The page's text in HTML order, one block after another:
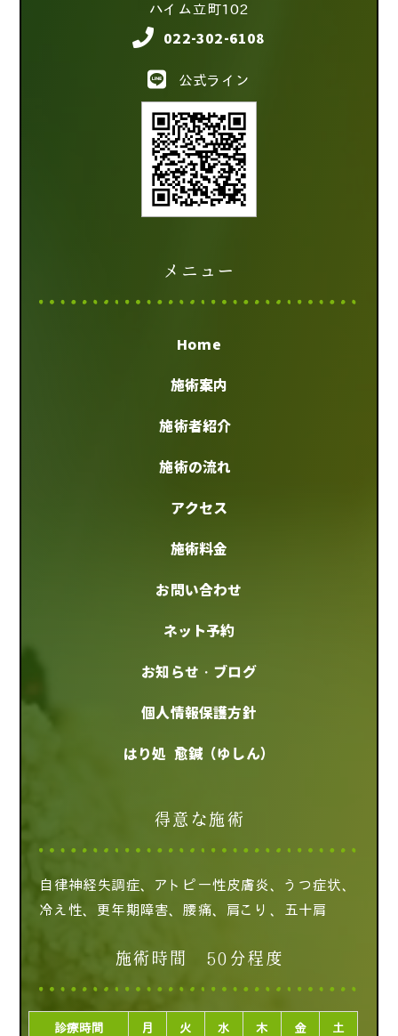
ハイム立町102
022-302-6108
公式ライン
メニュー
Home
施術案内
施術者紹介
施術の流れ
アクセス
施術料金
お問い合わせ
ネット予約
お知らせ・ブログ
個人情報保護方針
はり処 愈鍼（ゆしん）
得意な施術
自律神経失調症、アトピー性皮膚炎、うつ症状、
冷え性、更年期障害、腰痛、肩こり、五十肩
施術時間 50分程度
診療時間 月 火 水 木 金 土